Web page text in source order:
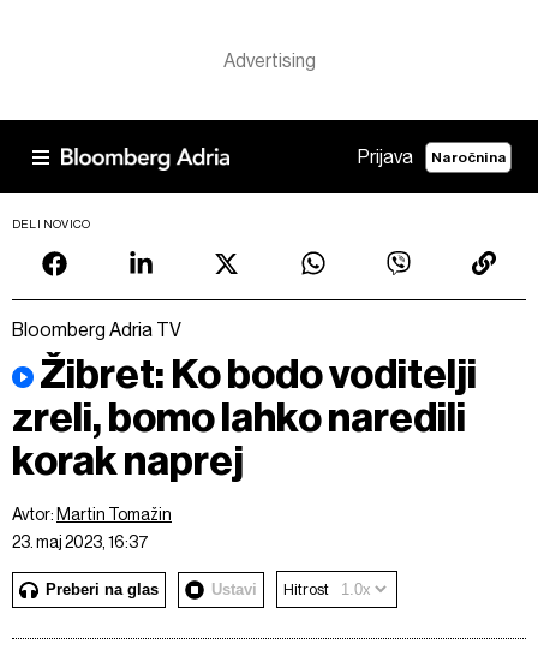
Prijava Naročnina
DELI NOVICO
Bloomberg Adria TV
Žibret: Ko bodo voditelji
zreli, bomo lahko naredili
korak naprej
Avtor: Martin Tomažin
23. maj 2023, 16:37
Preberi na glas Ustavi Hitrost